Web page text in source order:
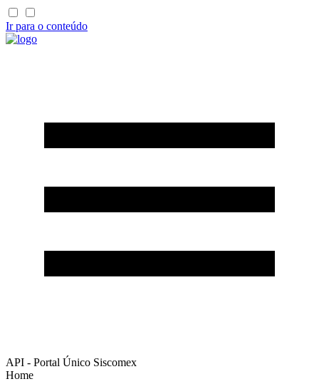
Ir para o conteúdo
API - Portal Único Siscomex
Home